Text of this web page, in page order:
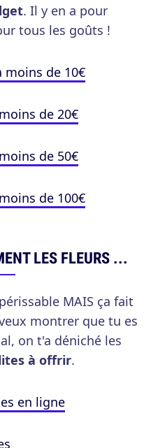
. Il y en a pour
tous les goûts !
moins de 10€
de 20€
de 50€
de 100€
LES FLEURS ...
MAIS ça fait
montrer que tu es
on t'a déniché les
à offrir.
en ligne